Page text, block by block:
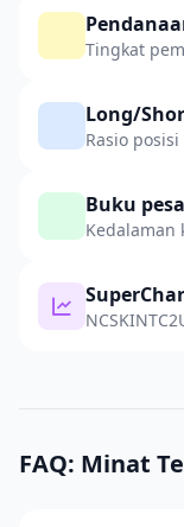
Tingkat
Long/
Rasio posisi
Buku
Kedalaman
FAQ: Minat